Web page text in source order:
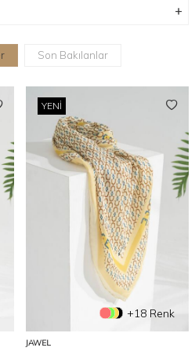
Son Bakılanlar
+18 Renk
YENI
JAWEL